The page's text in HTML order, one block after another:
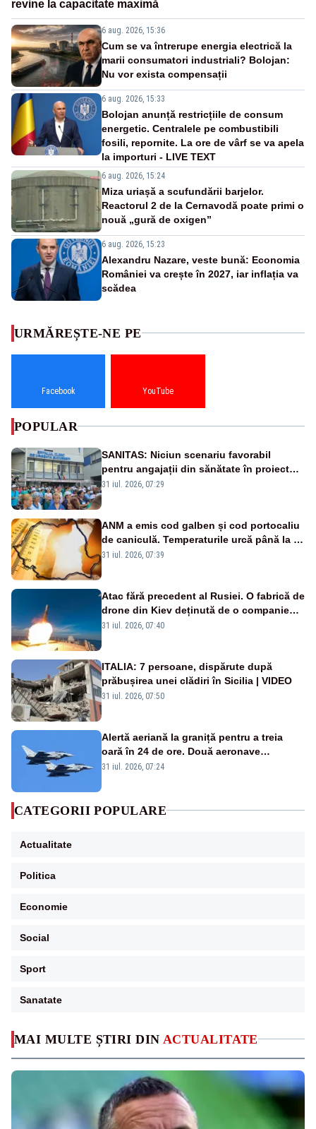
revine la capacitate maximă
6 aug. 2026, 15:36
Cum se va întrerupe energia electrică la
marii consumatori industriali? Bolojan:
Nu vor exista compensații
6 aug. 2026, 15:33
Bolojan anunță restricțiile de consum
energetic. Centralele pe combustibili
fosili, repornite. La ore de vârf se va apela
la importuri - LIVE TEXT
6 aug. 2026, 15:24
Miza uriașă a scufundării barjelor.
Reactorul 2 de la Cernavodă poate primi o
nouă „gură de oxigen”
6 aug. 2026, 15:23
Alexandru Nazare, veste bună: Economia
României va crește în 2027, iar inflația va
scădea
MAI MULTE ȘTIRI DIN ACTUALITATE
URMĂREȘTE-NE PE
Facebook YouTube
POPULAR
SANITAS: Niciun scenariu favorabil
pentru angajații din sănătate în proiectul
Legii salarizării
31 iul. 2026, 07:29
ANM a emis cod galben și cod portocaliu
de caniculă. Temperaturile urcă până la 38
de grade, iar nopțile devin tropicale
31 iul. 2026, 07:39
Atac fără precedent al Rusiei. O fabrică de
drone din Kiev deținută de o companie
americană, distrusă de o rachetă
31 iul. 2026, 07:40
ITALIA: 7 persoane, dispărute după
prăbușirea unei clădiri în Sicilia | VIDEO
31 iul. 2026, 07:50
Alertă aeriană la graniță pentru a treia
oară în 24 de ore. Două aeronave
Eurofighter britanice au fost ridicate de la
31 iul. 2026, 07:24
CATEGORII POPULARE
Actualitate
Politica
Economie
Social
Sport
Sanatate